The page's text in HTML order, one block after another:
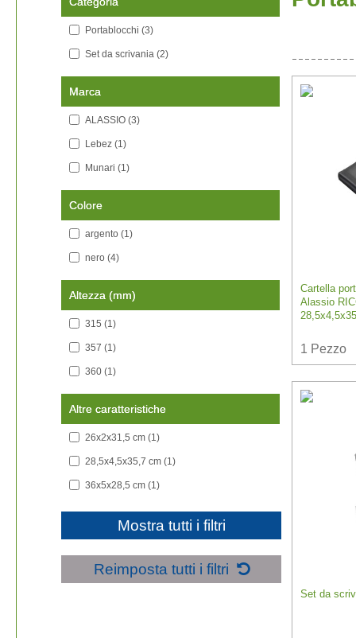
Portablocchi (3)
Set da scrivania (2)
Marca
ALASSIO (3)
Lebez (1)
Munari (1)
Colore
argento (1)
nero (4)
Altezza (mm)
315 (1)
357 (1)
360 (1)
Altre caratteristiche
26x2x31,5 cm (1)
28,5x4,5x35,7 cm (1)
36x5x28,5 cm (1)
Mostra tutti i filtri
Reimposta tutti i filtri
Cartella
Alassio
1 Pezzo
Set da